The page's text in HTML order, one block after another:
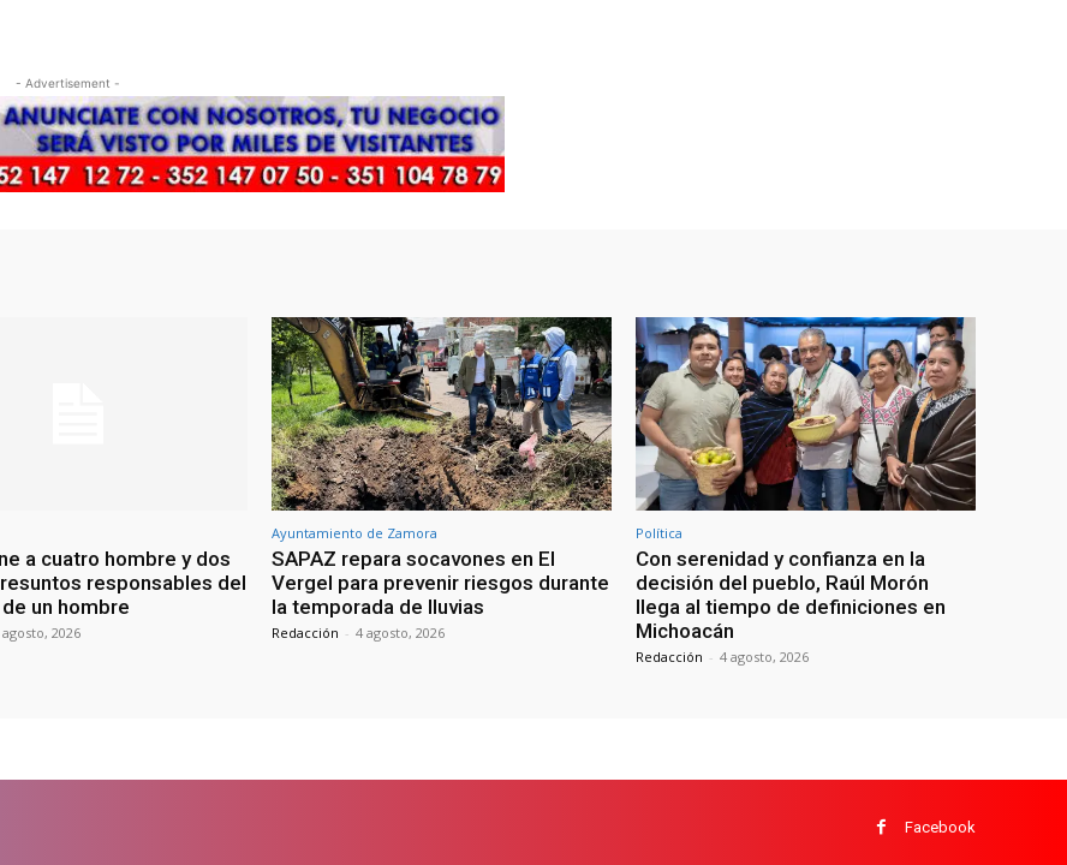
- Advertisement -
a cuatro hombre y dos
responsables del
un hombre
agosto, 2026
Ayuntamiento de Zamora
SAPAZ repara socavones en El
Vergel para prevenir riesgos durante
la temporada de lluvias
Redacción - 4 agosto, 2026
Política
Con serenidad y confianza en la
decisión del pueblo, Raúl Morón
llega al tiempo de definiciones en
Michoacán
Redacción - 4 agosto, 2026
Facebook